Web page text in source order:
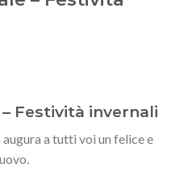
Festività invernali
a tutti voi un felice e